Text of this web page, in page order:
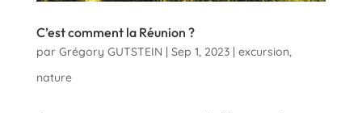
C’est comment la Réunion ?
par Grégory GUTSTEIN Sep 1, 2023| excursion,
nature